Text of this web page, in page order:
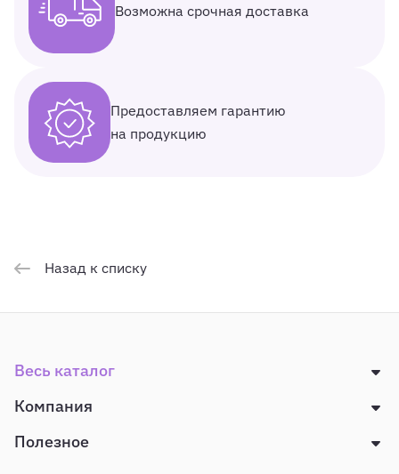
Возможна срочная доставка
Предоставляем гарантию
на продукцию
Назад к списку
Весь каталог
Компания
Полезное